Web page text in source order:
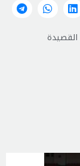
القصيدة